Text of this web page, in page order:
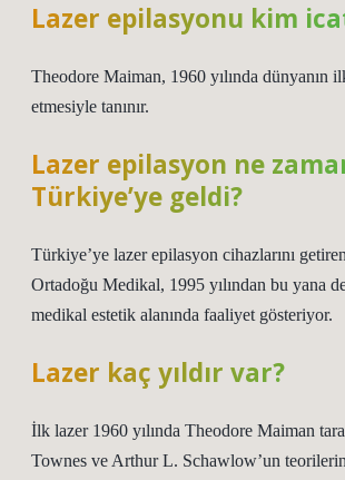
Lazer epilasyonu kim
Theodore Maiman, 1960 yılında dünyanın
etmesiyle tanınır.
Lazer epilasyon ne
Türkiye’ye geldi?
Türkiye’ye lazer epilasyon cihazlarını
Ortadoğu Medikal, 1995 yılından bu yana
medikal estetik alanında faaliyet gösteriyor.
Lazer kaç yıldır var?
İlk lazer 1960 yılında Theodore Maiman
Townes ve Arthur L. Schawlow’un